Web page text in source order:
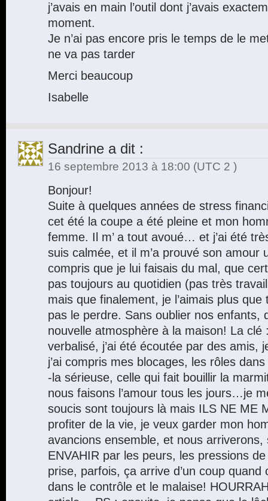
j’avais en main l’outil dont j’avais
moment.
Je n’ai pas encore pris le temps de le
ne va pas tarder
Merci beaucoup
Isabelle
Sandrine a dit :
16 septembre 2013 à 18:00 (UTC 2 )
Bonjour!
Suite à quelques années de stress
cet été la coupe a été pleine et mon
femme. Il m’ a tout avoué… et j’ai été
suis calmée, et il m’a prouvé son amour
compris que je lui faisais du mal, que
pas toujours au quotidien (pas très
mais que finalement, je l’aimais plus
pas le perdre. Sans oublier nos enfants,
nouvelle atmosphère à la maison! La clé
verbalisé, j’ai été écoutée par des amis,
j’ai compris mes blocages, les rôles
-la sérieuse, celle qui fait bouillir la
nous faisons l’amour tous les jours…je
soucis sont toujours là mais ILS NE ME
profiter de la vie, je veux garder mon
avancions ensemble, et nous arriverons,
ENVAHIR par les peurs, les pressions
prise, parfois, ça arrive d’un coup
dans le contrôle et le malaise!